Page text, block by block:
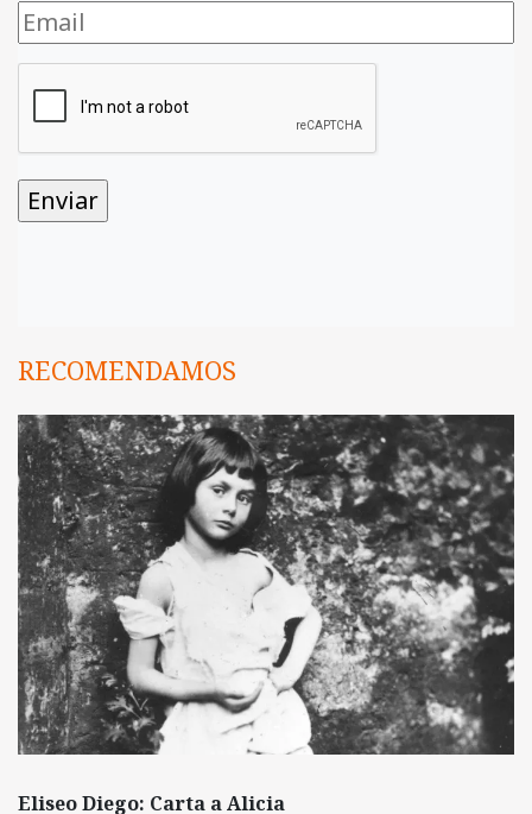
RECOMENDAMOS
Eliseo Diego: Carta a Alicia